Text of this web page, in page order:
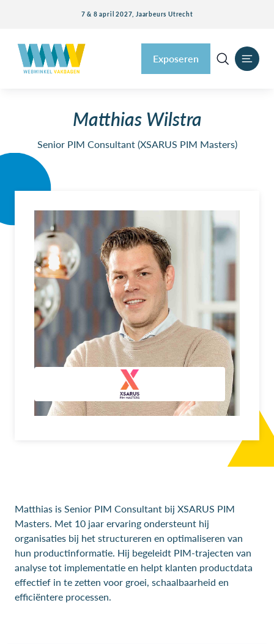
7 & 8 april 2027, Jaarbeurs Utrecht
Exposeren
Matthias Wilstra
Senior PIM Consultant (XSARUS PIM Masters)
Matthias is Senior PIM Consultant bij XSARUS PIM
Masters. Met 10 jaar ervaring ondersteunt hij
organisaties bij het structureren en optimaliseren van
hun productinformatie. Hij begeleidt PIM-trajecten van
analyse tot implementatie en helpt klanten productdata
effectief in te zetten voor groei, schaalbaarheid en
efficiëntere processen.